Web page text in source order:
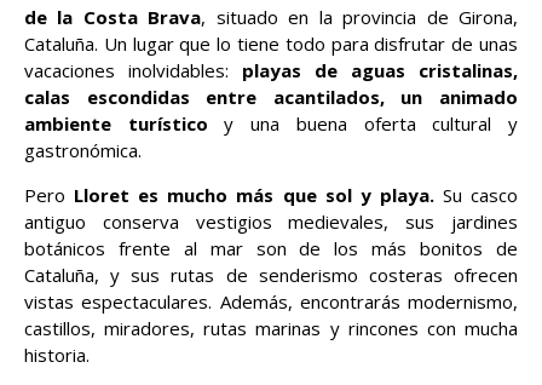
de la Costa Brava, situado en la provincia de Girona,
Cataluña. Un lugar que lo tiene todo para disfrutar de unas
vacaciones inolvidables: playas de aguas cristalinas,
calas escondidas entre acantilados, un animado
ambiente turístico y una buena oferta cultural y
gastronómica.
Pero Lloret es mucho más que sol y playa.Su casco
antiguo conserva vestigios medievales, sus jardines
botánicos frente al mar son de los más bonitos de
Cataluña, y sus rutas de senderismo costeras ofrecen
vistas espectaculares. Además, encontrarás modernismo,
castillos, miradores, rutas marinas y rincones con mucha
historia.